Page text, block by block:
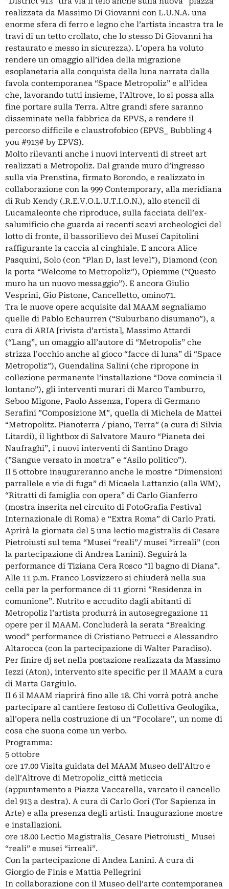
realizzata da Massimo Di Giovanni con L.U.N.A. una
enorme sfera di ferro e legno che l’artista incastra tra le
travi di un tetto crollato, che lo stesso Di Giovanni ha
restaurato e messo in sicurezza). L’opera ha voluto
rendere un omaggio all’idea della migrazione
esoplanetaria alla conquista della luna narrata dalla
favola contemporanea “Space Metropoliz” e all’idea
che, lavorando tutti insieme, l’Altrove, lo si possa alla
fine portare sulla Terra. Altre grandi sfere saranno
disseminate nella fabbrica da EPVS, a rendere il
percorso difficile e claustrofobico (EPVS_ Bubbling 4
you #913# by EPVS).
Molto rilevanti anche i nuovi interventi di street art
realizzati a Metropoliz. Dal grande muro d’ingresso
sulla via Prenstina, firmato Borondo, e realizzato in
collaborazione con la 999 Contemporary, alla meridiana
di Rub Kendy (.R.E.V.O.L.U.T.I.O.N.), allo stencil di
Lucamaleonte che riproduce, sulla facciata dell’ex-
salumificio che guarda ai recenti scavi archeologici del
lotto di fronte, il bassorilievo dei Musei Capitolini
raffigurante la caccia al cinghiale. E ancora Alice
Pasquini, Solo (con “Plan D, last level”), Diamond (con
la porta “Welcome to Metropoliz”), Opiemme (“Questo
muro ha un nuovo messaggio”). E ancora Giulio
Vesprini, Gio Pistone, Cancelletto, omino71.
Tra le nuove opere acquisite dal MAAM segnaliamo
quelle di Pablo Echaurren (“Suburbano disumano”), a
cura di ARIA [rivista d’artista], Massimo Attardi
(“Lang”, un omaggio all’autore di “Metropolis” che
strizza l’occhio anche al gioco “facce di luna” di “Space
Metropoliz”), Guendalina Salini (che ripropone in
collezione permanente l’installazione “Dove comincia il
lontano”), gli interventi murari di Marco Tamburro,
Seboo Migone, Paolo Assenza, l’opera di Germano
Serafini ”Composizione M”, quella di Michela de Mattei
“Metropolitz. Pianoterra / piano, Terra” (a cura di Silvia
Litardi), il lightbox di Salvatore Mauro “Pianeta dei
Naufraghi”, i nuovi interventi di Santino Drago
(”Sangue versato in mostra” e “Asilo politico”).
Il 5 ottobre inaugureranno anche le mostre “Dimensioni
parrallele e vie di fuga” di Micaela Lattanzio (alla WM),
“Ritratti di famiglia con opera” di Carlo Gianferro
(mostra inserita nel circuito di FotoGrafia Festival
Internazionale di Roma) e “Extra Roma” di Carlo Prati.
Aprirà la giornata del 5 una lectio magistralis di Cesare
Pietroiusti sul tema “Musei “reali”/ musei “irreali” (con
la partecipazione di Andrea Lanini). Seguirà la
performance di Tiziana Cera Rosco “Il bagno di Diana”.
Alle 11 p.m. Franco Losvizzero si chiuderà nella sua
cella per la performance di 11 giorni ”Residenza in
comunione”. Nutrito e accudito dagli abitanti di
Metropoliz l’artista produrrà in autosegregazione 11
opere per il MAAM. Concluderà la serata “Breaking
wood” performance di Cristiano Petrucci e Alessandro
Altarocca (con la partecipazione di Walter Paradiso).
Per finire dj set nella postazione realizzata da Massimo
Iezzi (Aton), intervento site specific per il MAAM a cura
di Marta Gargiulo.
Il 6 il MAAM riaprirà fino alle 18. Chi vorrà potrà anche
partecipare al cantiere festoso di Collettiva Geologika,
all’opera nella costruzione di un “Focolare”, un nome di
cosa che suona come un verbo.
Programma:
5 ottobre
ore 17.00 Visita guidata del MAAM Museo dell’Altro e
dell’Altrove di Metropoliz_città meticcia
(appuntamento a Piazza Vaccarella, varcato il cancello
del 913 a destra). A cura di Carlo Gori (Tor Sapienza in
Arte) e alla presenza degli artisti. Inaugurazione mostre
e installazioni.
ore 18.00 Lectio Magistralis_Cesare Pietroiusti_ Musei
“reali” e musei “irreali”.
Con la partecipazione di Andea Lanini. A cura di
Giorgio de Finis e Mattia Pellegrini
In collaborazione con il Museo dell’arte contemporanea